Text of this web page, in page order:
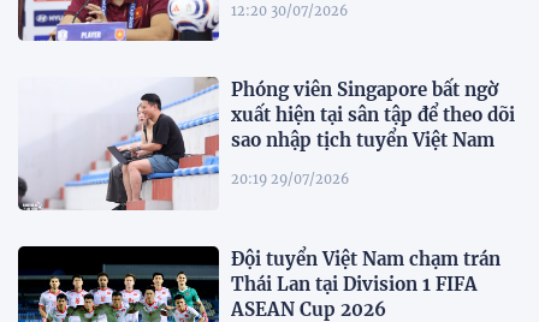
12:20 30/07/2026
Phóng viên Singapore bất ngờ
xuất hiện tại sân tập để theo dõi
sao nhập tịch tuyển Việt Nam
20:19 29/07/2026
Đội tuyển Việt Nam chạm trán
Thái Lan tại Division 1 FIFA
ASEAN Cup 2026